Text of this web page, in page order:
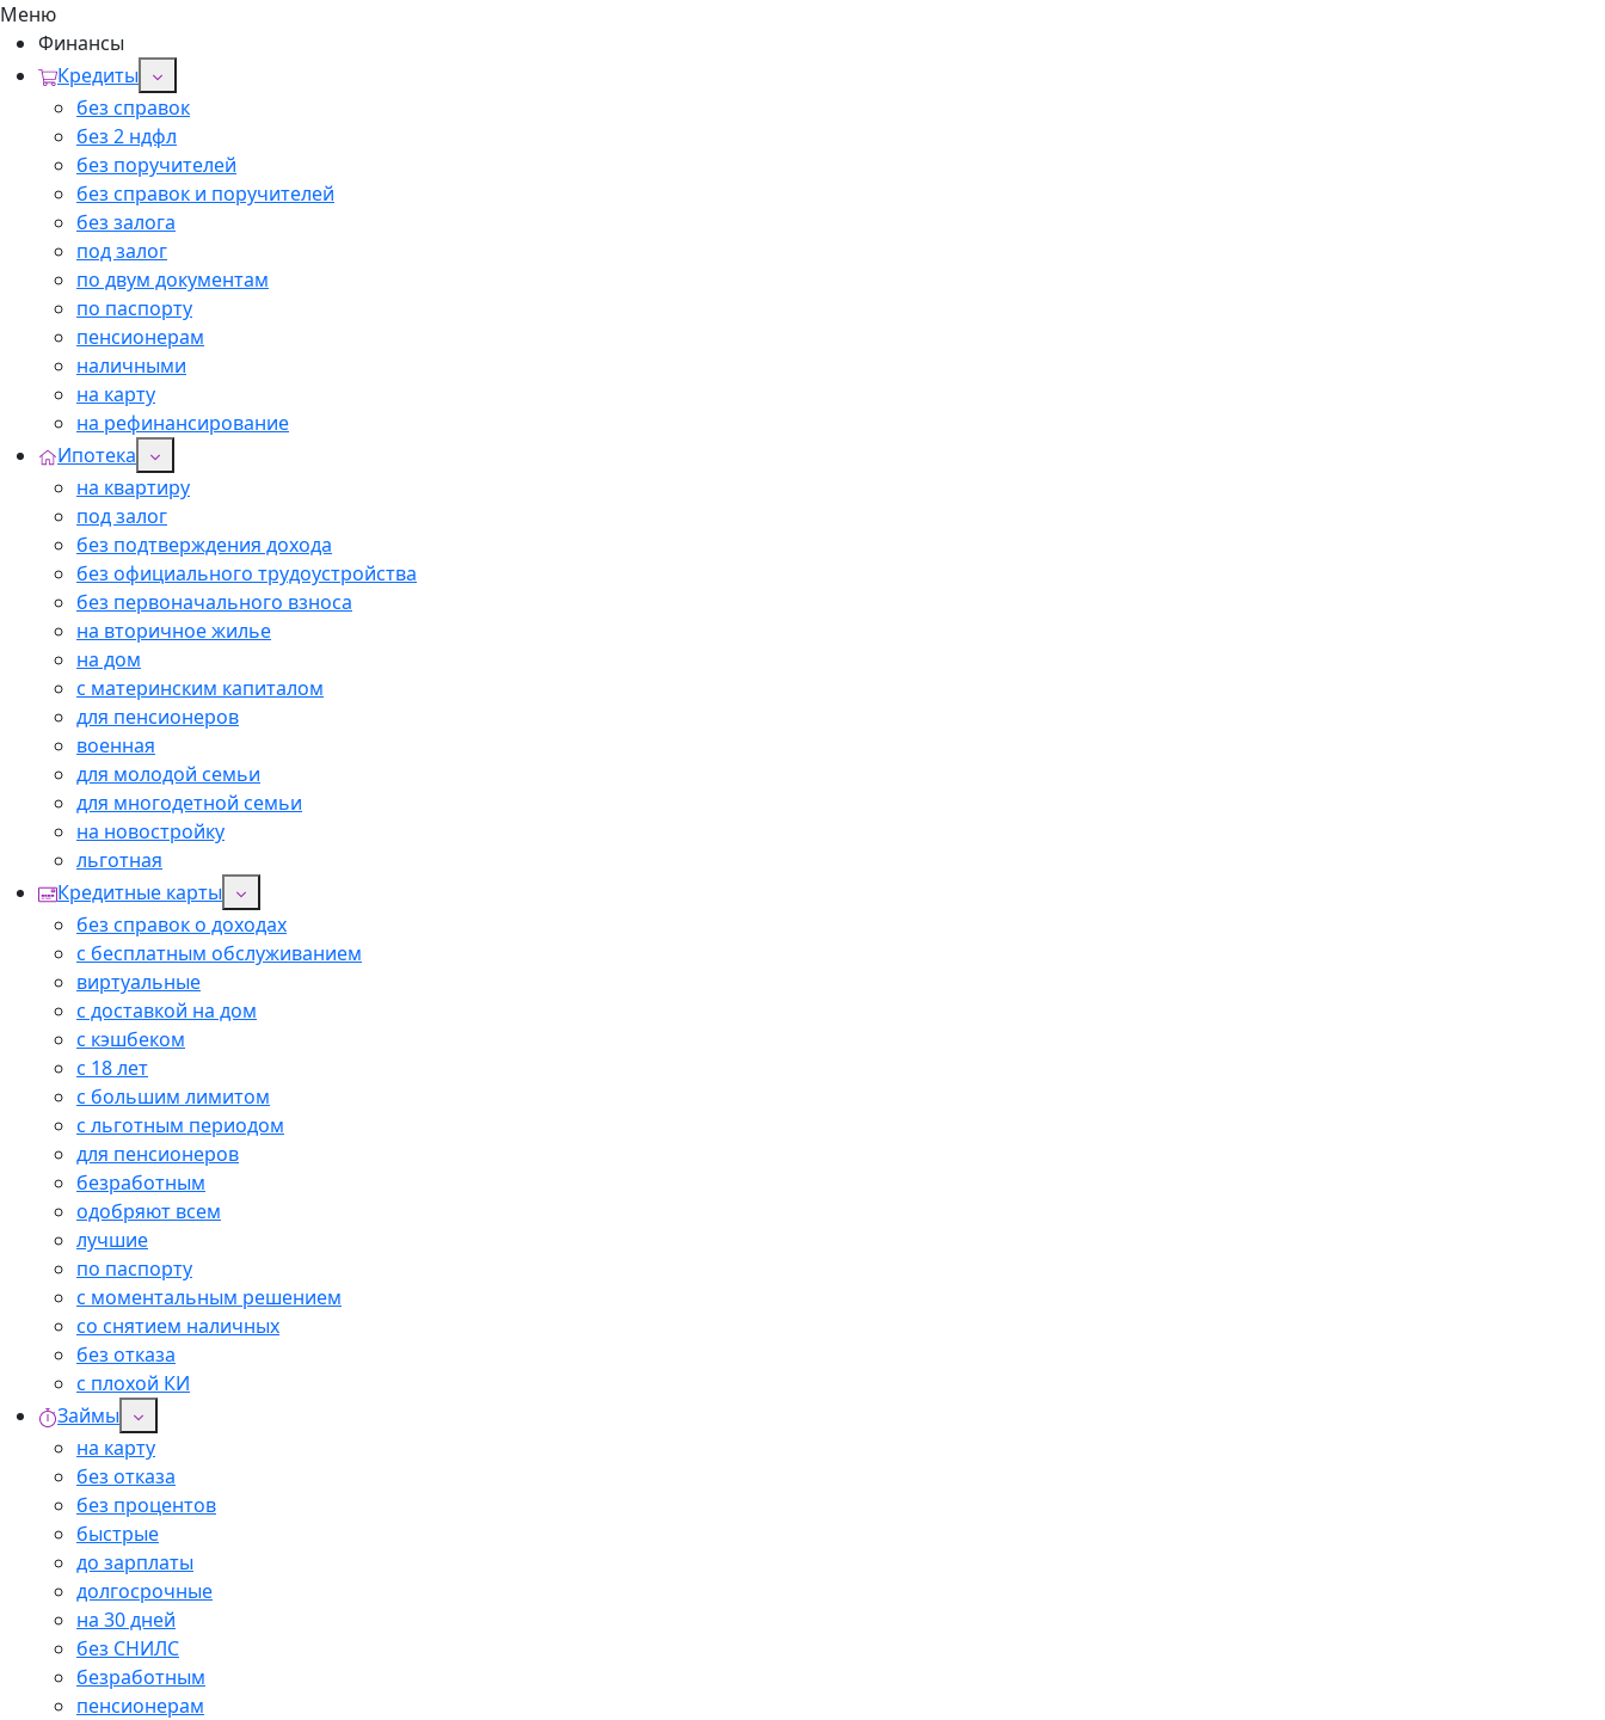
Меню
Финансы
Кредиты
без справок
без 2 ндфл
без поручителей
без справок и поручителей
без залога
под залог
по двум документам
по паспорту
пенсионерам
наличными
на карту
на рефинансирование
Ипотека
на квартиру
под залог
без подтверждения дохода
без официального трудоустройства
без первоначального взноса
на вторичное жилье
на дом
с материнским капиталом
для пенсионеров
военная
для молодой семьи
для многодетной семьи
на новостройку
льготная
Кредитные карты
без справок о доходах
с бесплатным обслуживанием
виртуальные
с доставкой на дом
с кэшбеком
с 18 лет
с большим лимитом
с льготным периодом
для пенсионеров
безработным
одобряют всем
лучшие
по паспорту
с моментальным решением
со снятием наличных
без отказа
с плохой КИ
Займы
на карту
без отказа
без процентов
быстрые
до зарплаты
долгосрочные
на 30 дней
без СНИЛС
безработным
пенсионерам